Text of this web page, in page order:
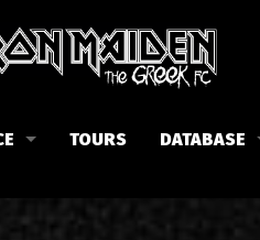
TOURS DATABASE